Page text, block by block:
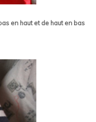
en haut et de haut en bas